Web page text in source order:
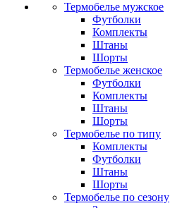
Термобелье мужское
Футболки
Комплекты
Штаны
Шорты
Термобелье женское
Футболки
Комплекты
Штаны
Шорты
Термобелье по типу
Комплекты
Футболки
Штаны
Шорты
Термобелье по сезону